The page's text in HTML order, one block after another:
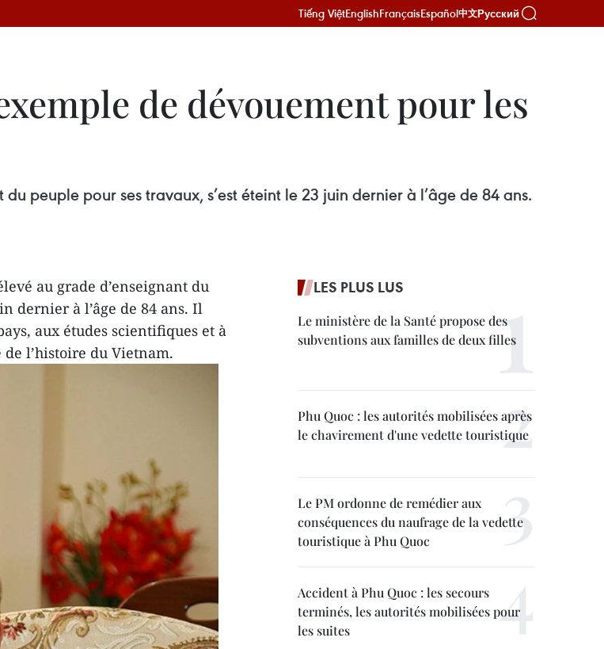
Tiếng ViệtEnglishFrançaisEspañol中文Русский
de dévouement pour les
peuple pour ses travaux, s’est éteint le 23 juin dernier à l’âge de 84 ans.
au grade d’enseignant du
dernier à l’âge de 84 ans. Il
aux études scientifiques et à
l’histoire du Vietnam.
LES PLUS LUS
Le ministère de la Santé propose des
subventions aux familles de deux filles
Phu Quoc : les autorités mobilisées après
le chavirement d'une vedette touristique
Le PM ordonne de remédier aux
conséquences du naufrage de la vedette
touristique à Phu Quoc
Accident à Phu Quoc : les secours
terminés, les autorités mobilisées pour
les suites